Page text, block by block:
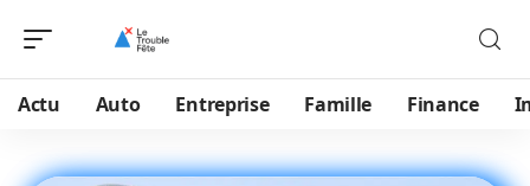
Actu Auto Entreprise Famille Finance